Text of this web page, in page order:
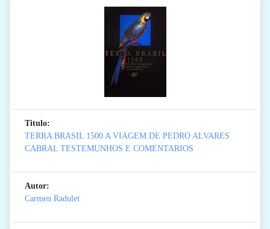
Titulo:
TERRA BRASIL 1500 A VIAGEM DE PEDRO ALVARES
CABRAL TESTEMUNHOS E COMENTARIOS
Autor:
Carmen Radulet